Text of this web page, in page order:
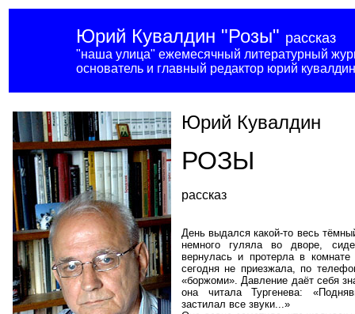
Юрий Кувалдин "Розы" рассказ
"наша улица" ежемесячный литературный
основатель и главный редактор юрий
Юрий Кувалдин
РОЗЫ
рассказ
День выдался какой-то весь
немного гуляла во дворе,
вернулась и протерла в
сегодня не приезжала, по
«боржоми». Давление даёт себя
она читала Тургенева:
застилал все звуки...»